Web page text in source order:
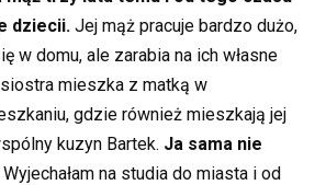
dziecii. Jej mąż pracuje bardzo dużo,
w domu, ale zarabia na ich własne
mieszka z matką w
gdzie również mieszkają jej
kuzyn Bartek. Ja sama nie
Wyjechałam na studia do miasta i od